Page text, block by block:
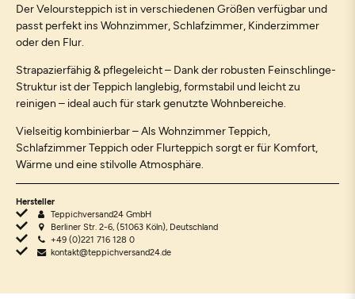
Der Veloursteppich ist in verschiedenen Größen verfügbar und
passt perfekt ins Wohnzimmer, Schlafzimmer, Kinderzimmer
oder den Flur.
Strapazierfähig & pflegeleicht – Dank der robusten Feinschlinge-
Struktur ist der Teppich langlebig, formstabil und leicht zu
reinigen – ideal auch für stark genutzte Wohnbereiche.
Vielseitig kombinierbar – Als Wohnzimmer Teppich,
Schlafzimmer Teppich oder Flurteppich sorgt er für Komfort,
Wärme und eine stilvolle Atmosphäre.
Hersteller
Teppichversand24 GmbH
Berliner Str. 2-6, (51063 Köln), Deutschland
+49 (0)221 716 128 0
kontakt@teppichversand24.de